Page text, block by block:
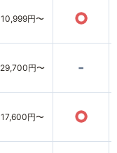
10,999円〜 ○
29,700円〜 -
17,600円〜 ○